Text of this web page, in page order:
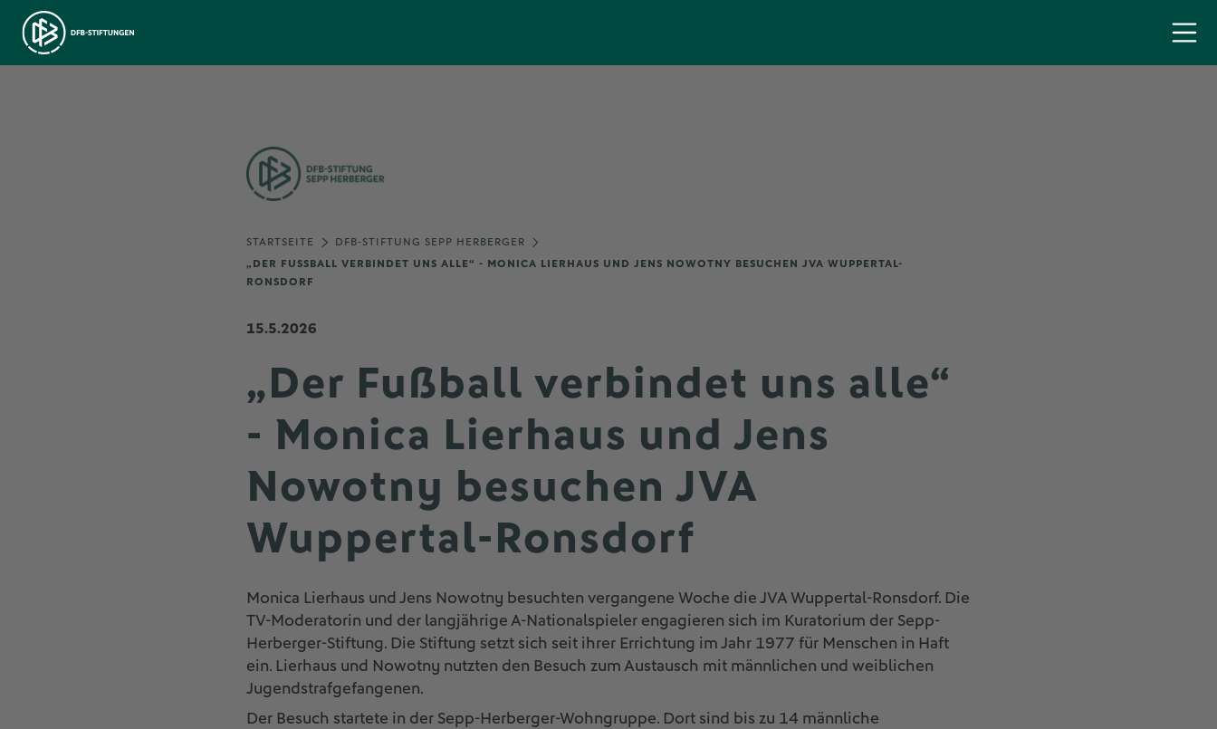
STARTSEITE
DFB-STIFTUNG SEPP HERBERGER
„DER FUSSBALL VERBINDET UNS ALLE“ - MONICA LIERHAUS UND JENS NOWOTNY BESUCHEN JVA WUPPERTAL-R
ONSDORF
15.5.2026
„Der Fußball verbindet uns alle“
- Monica Lierhaus und Jens
Nowotny besuchen JVA
Wuppertal-Ronsdorf
Monica Lierhaus und Jens Nowotny besuchten vergangene Woche die JVA Wuppertal-Ronsdorf. Die
TV-Moderatorin und der langjährige A-Nationalspieler engagieren sich im Kuratorium der Sepp-
Herberger-Stiftung. Die Stiftung setzt sich seit ihrer Errichtung im Jahr 1977 für Menschen in Haft
ein. Lierhaus und Nowotny nutzten den Besuch zum Austausch mit männlichen und weiblichen
Jugendstrafgefangenen.
Der Besuch startete in der Sepp-Herberger-Wohngruppe. Dort sind bis zu 14 männliche